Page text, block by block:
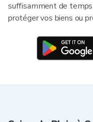
suffisamment de
protéger vos biens ou